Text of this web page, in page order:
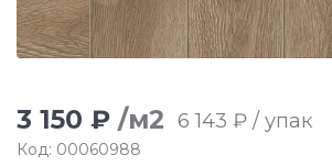
3 150 ₽ /м2 6 143 ₽ / упак
Код: 00060988